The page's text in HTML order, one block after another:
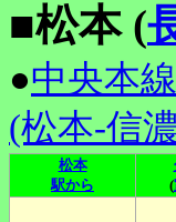
■松本 (
●中央本
(松本-信
松本
駅から
(